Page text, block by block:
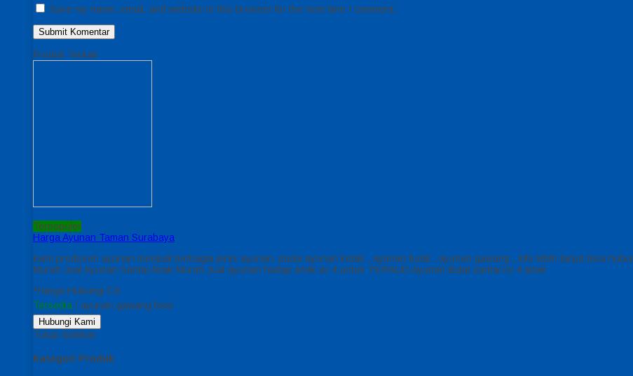
Save my name, email, and website in this browser for the next time I comment.
Produk Terkait
Terpopuler
Harga Ayunan Taman Surabaya
kami produsen ayunan menjual berbagai jenis ayunan ,mulai ayunan kotak , ayunan bulat , ayunan gawang , info lebih lanjut bisa
Murah Jual Ayunan Santai Anak Murah Jual ayunan hadap anak isi 4 untuk TK/PAUD Ayunan Bulat santai isi 4 anak
*Harga Hubungi CS
Tersedia / ayunan gawang besi
Hubungi Kami
Tutup Sidebar
Kategori Produk